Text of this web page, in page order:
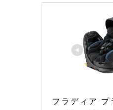
フラディア プ